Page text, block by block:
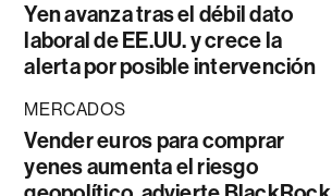
Yen avanza tras el débil dato
laboral de EE.UU. y crece la
alerta por posible intervención
MERCADOS
Vender euros para comprar
yenes aumenta el riesgo